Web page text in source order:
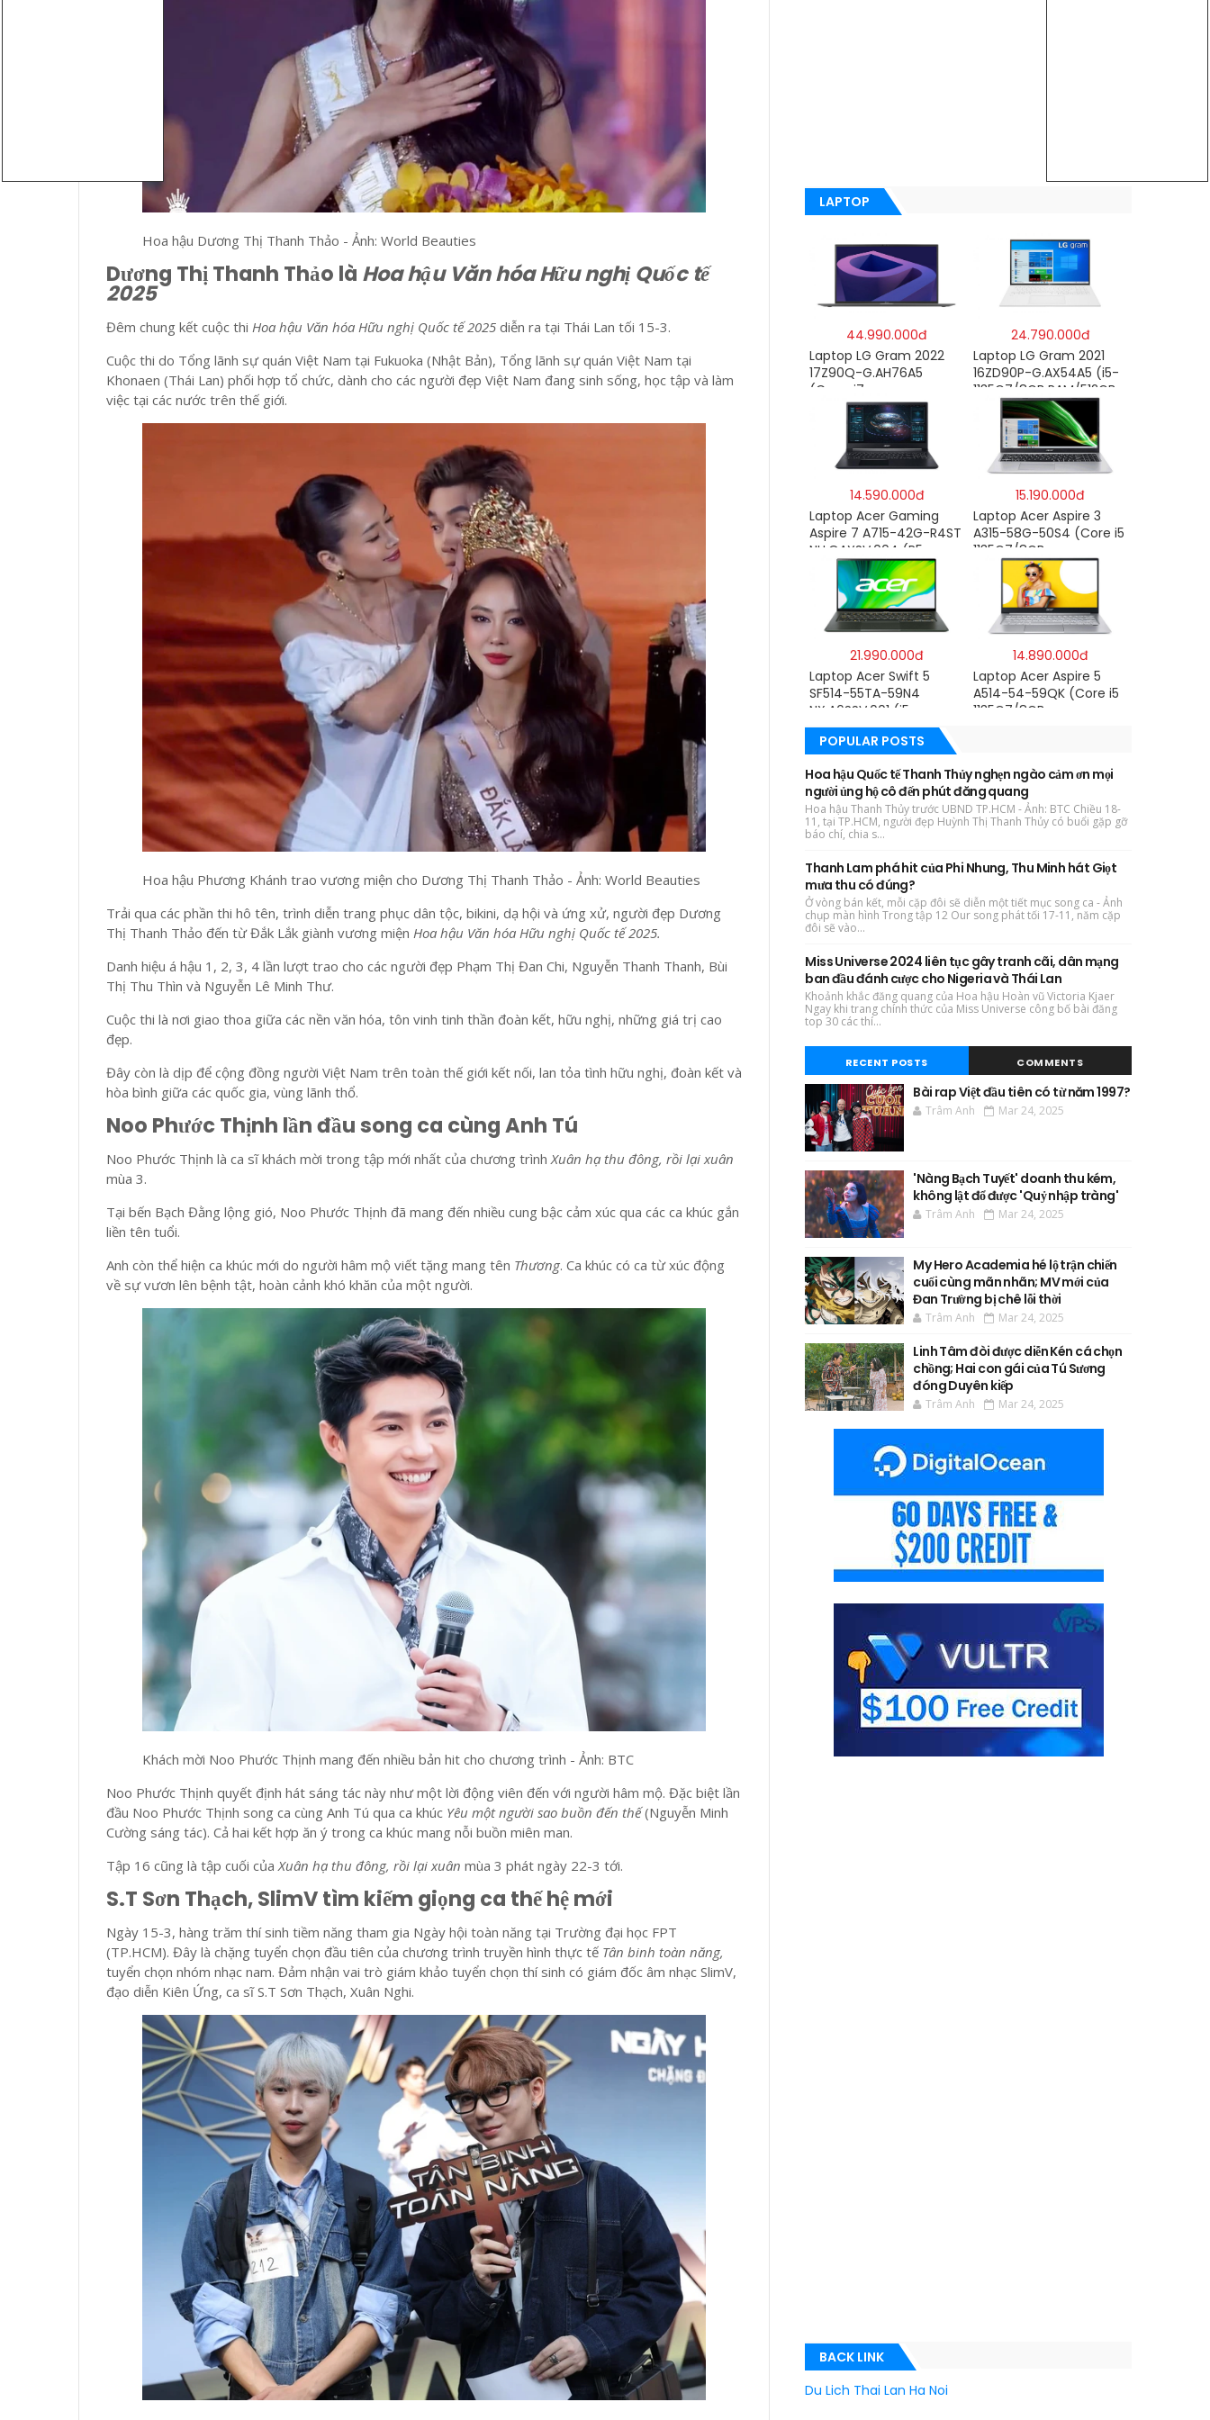
Hoa hậu Dương Thị Thanh Thảo - Ảnh: World Beauties
Dương Thị Thanh Thảo là Hoa hậu Văn hóa Hữu nghị Quốc tế
2025
Đêm chung kết cuộc thi Hoa hậu Văn hóa Hữu nghị Quốc tế 2025 diễn ra tại Thái Lan tối 15-3.
Cuộc thi do Tổng lãnh sự quán Việt Nam tại Fukuoka (Nhật Bản), Tổng lãnh sự quán Việt Nam tại
Khonaen (Thái Lan) phối hợp tổ chức, dành cho các người đẹp Việt Nam đang sinh sống, học tập và làm
việc tại các nước trên thế giới.
Hoa hậu Phương Khánh trao vương miện cho Dương Thị Thanh Thảo - Ảnh: World Beauties
Trải qua các phần thi hô tên, trình diễn trang phục dân tộc, bikini, dạ hội và ứng xử, người đẹp Dương
Thị Thanh Thảo đến từ Đắk Lắk giành vương miện Hoa hậu Văn hóa Hữu nghị Quốc tế 2025.
Danh hiệu á hậu 1, 2, 3, 4 lần lượt trao cho các người đẹp Phạm Thị Đan Chi, Nguyễn Thanh Thanh, Bùi
Thị Thu Thìn và Nguyễn Lê Minh Thư.
Cuộc thi là nơi giao thoa giữa các nền văn hóa, tôn vinh tinh thần đoàn kết, hữu nghị, những giá trị cao
đẹp.
Đây còn là dịp để cộng đồng người Việt Nam trên toàn thế giới kết nối, lan tỏa tình hữu nghị, đoàn kết và
hòa bình giữa các quốc gia, vùng lãnh thổ.
Noo Phước Thịnh lần đầu song ca cùng Anh Tú
Noo Phước Thịnh là ca sĩ khách mời trong tập mới nhất của chương trìnhXuân hạ thu đông, rồi lại xuân
mùa 3.
Tại bến Bạch Đằng lộng gió, Noo Phước Thịnh đã mang đến nhiều cung bậc cảm xúc qua các ca khúc gắn
liền tên tuổi.
Anh còn thể hiện ca khúc mới do người hâm mộ viết tặng mang tên Thương. Ca khúc có ca từ xúc động
về sự vươn lên bệnh tật, hoàn cảnh khó khăn của một người.
Khách mời Noo Phước Thịnh mang đến nhiều bản hit cho chương trình - Ảnh: BTC
Noo Phước Thịnh quyết định hát sáng tác này như một lời động viên đến với người hâm mộ. Đặc biệt lần
đầu Noo Phước Thịnh song ca cùng Anh Tú qua ca khúc Yêu một người sao buồn đến thế(Nguyễn Minh
Cường sáng tác). Cả hai kết hợp ăn ý trong ca khúc mang nỗi buồn miên man.
Tập 16 cũng là tập cuối củaXuân hạ thu đông, rồi lại xuân mùa 3 phát ngày 22-3 tới.
S.T Sơn Thạch, SlimV tìm kiếm giọng ca thế hệ mới
Ngày 15-3, hàng trăm thí sinh tiềm năng tham gia Ngày hội toàn năng tại Trường đại học FPT
(TP.HCM). Đây là chặng tuyển chọn đầu tiên của chương trình truyền hình thực tế Tân binh toàn năng,
tuyển chọn nhóm nhạc nam. Đảm nhận vai trò giám khảo tuyển chọn thí sinh có giám đốc âm nhạc SlimV,
đạo diễn Kiên Ứng, ca sĩ S.T Sơn Thạch, Xuân Nghi.
LAPTOP
44.990.000đ
Laptop LG Gram 2022
17Z90Q-G.AH76A5
(Core-i7
1260P/16GB/512GB/17″
WQXGA/Win 11/Xám)
24.790.000đ
Laptop LG Gram 2021
16ZD90P-G.AX54A5 (i5-
1135G7/8GB RAM/512GB
SSD/16″WQXGA/Dos/Trắ
14.590.000đ
Laptop Acer Gaming
Aspire 7 A715-42G-R4ST
NH.QAYSV.004 (R5
5500U/8GB RAM/256GB
SSD/15.6″FHD
IPS/GTX1650 4GB/Win10)
– Hàng chính hãng
15.190.000đ
Laptop Acer Aspire 3
A315-58G-50S4 (Core i5
1135G7/8GB
RAM/512GB/15.6″FHD/MX
350 2GB/Win 10/Bạc)
21.990.000đ
Laptop Acer Swift 5
SF514-55TA-59N4
NX.A6SSV.001 (i5-
1135G7/16GB RAM/1TB
SSD/14″FHD_Touch/Win1
hãng
14.890.000đ
Laptop Acer Aspire 5
A514-54-59QK (Core i5
1135G7/8GB
POPULAR POSTS
Hoa hậu Quốc tế Thanh Thủy nghẹn ngào cảm ơn mọi
người ủng hộ cô đến phút đăng quang
Hoa hậu Thanh Thủy trước UBND TP.HCM - Ảnh: BTC Chiều 18-
11, tại TP.HCM, người đẹp Huỳnh Thị Thanh Thủy có buổi gặp gỡ
báo chí, chia s...
Thanh Lam phá hit của Phi Nhung, Thu Minh hát Giọt
mưa thu có đúng?
Ở vòng bán kết, mỗi cặp đôi sẽ diễn một tiết mục song ca - Ảnh
chụp màn hình Trong tập 12 Our song phát tối 17-11, năm cặp
đôi sẽ vào...
Miss Universe 2024 liên tục gây tranh cãi, dân mạng
ban đầu đánh cược cho Nigeria và Thái Lan
Khoảnh khắc đăng quang của Hoa hậu Hoàn vũ Victoria Kjaer
Ngay khi trang chính thức của Miss Universe công bố bài đăng
top 30 các thí...
RECENT POSTS COMMENTS
Bài rap Việt đầu tiên có từ năm 1997?
Trâm Anh Mar 24, 2025
'Nàng Bạch Tuyết' doanh thu kém,
không lật đổ được 'Quỷ nhập tràng'
Trâm Anh Mar 24, 2025
My Hero Academia hé lộ trận chiến
cuối cùng mãn nhãn; MV mới của
Đan Trường bị chê lỗi thời
Trâm Anh Mar 24, 2025
Linh Tâm đòi được diễn Kén cá chọn
chồng; Hai con gái của Tú Sương
đóng Duyên kiếp
Trâm Anh Mar 24, 2025
BACK LINK
Du Lich Thai Lan Ha Noi